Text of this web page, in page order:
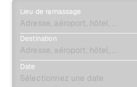
Lieu de ramassage
Destination
Date